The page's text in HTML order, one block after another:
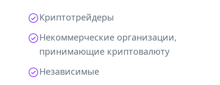
Криптотрейдеры
Некоммерческие организации,
принимающие криптовалюту
Независимые